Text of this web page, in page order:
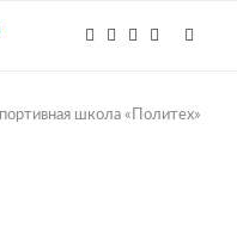
школа «Политех»